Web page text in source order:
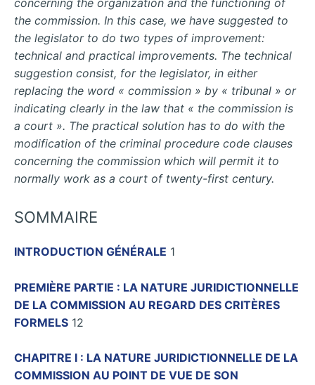
concerning the organization and the functioning of
the commission. In this case, we have suggested to
the legislator to do two types of improvement:
technical and practical improvements. The technical
suggestion consist, for the legislator, in either
replacing the word « commission » by « tribunal » or
indicating clearly in the law that « the commission is
a court ». The practical solution has to do with the
modification of the criminal procedure code clauses
concerning the commission which will permit it to
normally work as a court of twenty-first century.
SOMMAIRE
INTRODUCTION GÉNÉRALE 1
PREMIÈRE PARTIE : LA NATURE JURIDICTIONNELLE
DE LA COMMISSION AU REGARD DES CRITÈRES
FORMELS 12
CHAPITRE I : LA NATURE JURIDICTIONNELLE DE LA
COMMISSION AU POINT DE VUE DE SON